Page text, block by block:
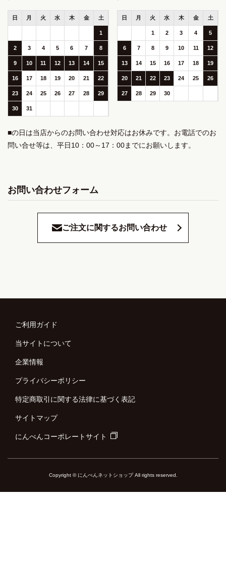
日 月 火 水 木 金 土
1
2 3 4 5 6 7 8
9 10 11 12 13 14 15
16 17 18 19 20 21 22
23 24 25 26 27 28 29
30 31
日 月 火 水 木 金 土
1 2 3 4 5
6 7 8 9 10 11 12
13 14 15 16 17 18 19
20 21 22 23 24 25 26
27 28 29 30
■の日は当店からのお問い合わせ対応はお休みです。お電話でのお
問い合せ等は、平日10：00～17：00までにお願いします。
お問い合わせフォーム
ご注文に関するお問い合わせ
ご利用ガイド
当サイトについて
企業情報
プライバシーポリシー
特定商取引に関する法律に基づく表記
サイトマップ
にんべんコーポレートサイト
Copyright © にんべんネットショップ All rights reserved.